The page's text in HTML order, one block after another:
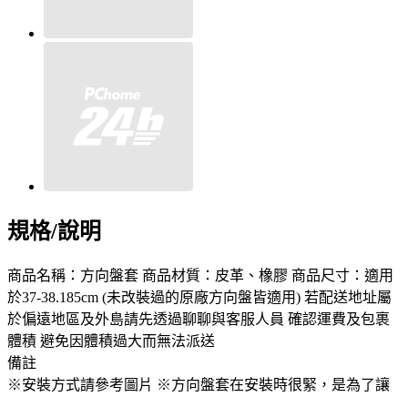
規格/說明
商品名稱：方向盤套 商品材質：皮革、橡膠 商品尺寸：適用
於37-38.185cm (未改裝過的原廠方向盤皆適用) 若配送地址屬
於偏遠地區及外島請先透過聊聊與客服人員 確認運費及包裹
體積 避免因體積過大而無法派送
備註
※安裝方式請參考圖片 ※方向盤套在安裝時很緊，是為了讓